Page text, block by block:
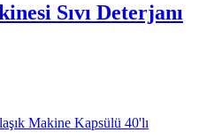
Sıvı Deterjanı